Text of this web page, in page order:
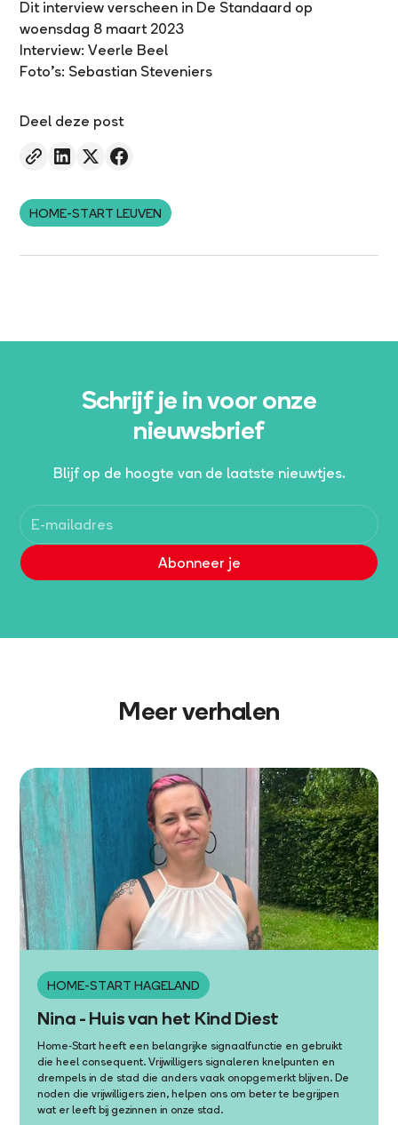
Dit interview verscheen in De Standaard op
woensdag 8 maart 2023
Interview: Veerle Beel
Foto’s: Sebastian Steveniers
Deel deze post
HOME-START LEUVEN
Schrijf je in voor onze
nieuwsbrief
Blijf op de hoogte van de laatste nieuwtjes.
Meer verhalen
HOME-START HAGELAND
Nina - Huis van het Kind Diest
Home-Start heeft een belangrijke signaalfunctie en gebruikt
die heel consequent. Vrijwilligers signaleren knelpunten en
drempels in de stad die anders vaak onopgemerkt blijven. De
noden die vrijwilligers zien, helpen ons om beter te begrijpen
wat er leeft bij gezinnen in onze stad.